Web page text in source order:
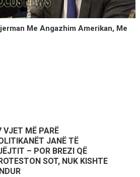
Me Angazhim Amerikan, Me
VJET MË PARË
JANË TË
– POR BREZI QË
SOT, NUK KISHTE